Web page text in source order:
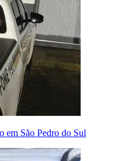
em São Pedro do Sul